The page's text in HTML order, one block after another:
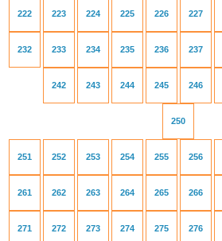
222 223 224 225 226 227
232 233 234 235 236 237
242 243 244 245 246
250
251 252 253 254 255 256
261 262 263 264 265 266
271 272 273 274 275 276